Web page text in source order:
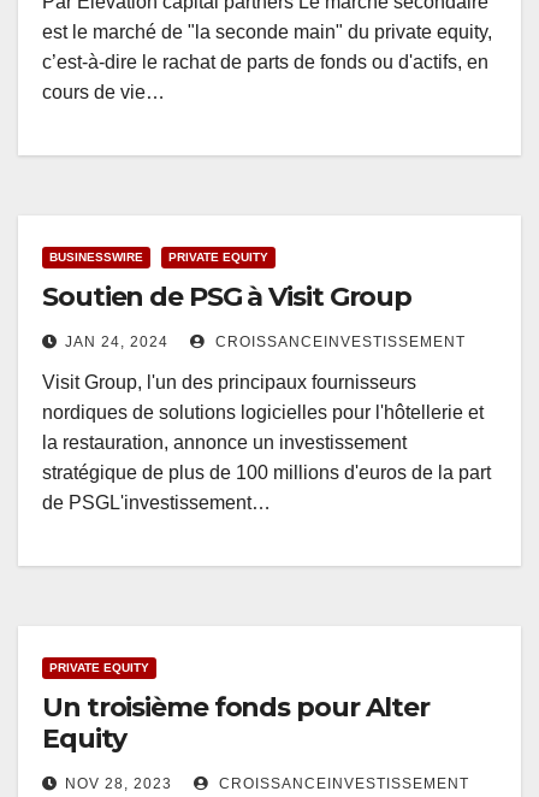
est le marché de "la seconde main" du private equity,
c’est-à-dire le rachat de parts de fonds ou d'actifs, en
cours de vie…
BUSINESSWIRE PRIVATE EQUITY
Soutien de PSG à Visit Group
JAN 24, 2024 CROISSANCEINVESTISSEMENT
Visit Group, l'un des principaux fournisseurs
nordiques de solutions logicielles pour l'hôtellerie et
la restauration, annonce un investissement
stratégique de plus de 100 millions d'euros de la part
de PSGL'investissement…
PRIVATE EQUITY
Un troisième fonds pour Alter
Equity
NOV 28, 2023 CROISSANCEINVESTISSEMENT